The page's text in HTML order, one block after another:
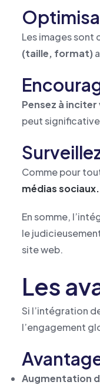
Les images sont
(taille, format)
Pensez à
peut
Comme pour
médias sociaux.
En somme,
le
site web.
Les
Si l’intégration
l’engagement
Augmentation